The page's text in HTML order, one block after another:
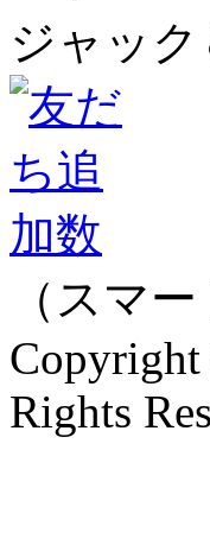
ジャッ
（スマ
Rights